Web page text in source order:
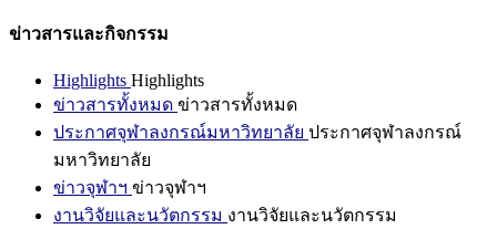
ข่าวสารและกิจกรรม
Highlights Highlights
ข่าวสารทั้งหมด ข่าวสารทั้งหมด
ประกาศจุฬาลงกรณ์มหาวิทยาลัย ประกาศจุฬาลงกรณ์
มหาวิทยาลัย
ข่าวจุฬาฯ ข่าวจุฬาฯ
งานวิจัยและนวัตกรรม งานวิจัยและนวัตกรรม